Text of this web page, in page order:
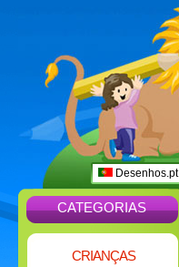
Desenhos.pt
CATEGORIAS
CRIANÇAS